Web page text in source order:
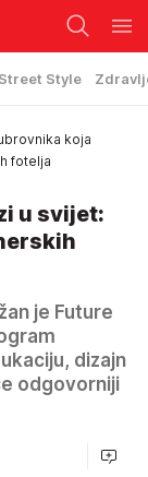
Street Style
koja
fotelja
u svijet:
je Future
dizajn
odgovorniji